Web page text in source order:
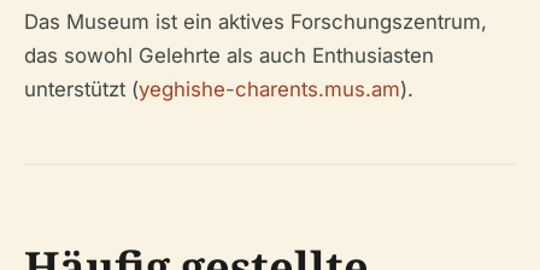
Das Museum ist ein aktives Forschungszentrum,
das sowohl Gelehrte als auch Enthusiasten
unterstützt (yeghishe-charents.mus.am).